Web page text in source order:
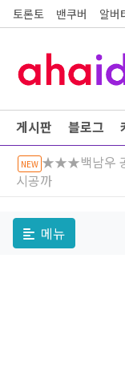
토론토 밴쿠버 알버
게시판 블로그
NEW ★★★백남우
시공까
메뉴